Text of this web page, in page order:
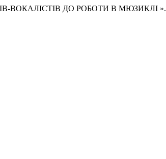
ВОКАЛІСТІВ ДО РОБОТИ В МЮЗИКЛІ ».